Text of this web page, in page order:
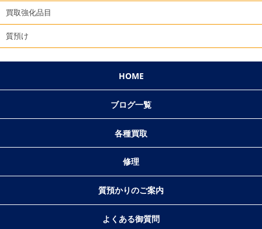
買取強化品目
質預け
HOME
ブログ一覧
各種買取
修理
質預かりのご案内
よくある御質問